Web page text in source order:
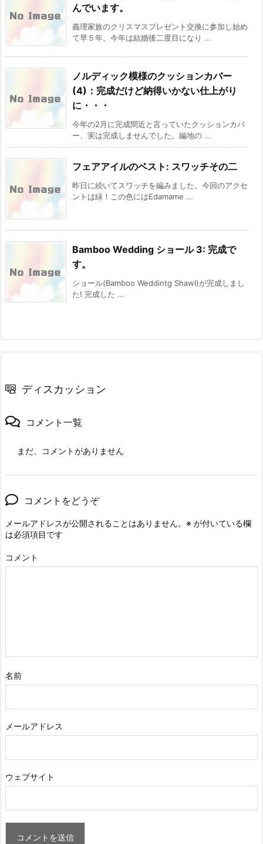
んでいます。
義理家族のクリスマスプレゼント交換に参加し始め
て早５年。今年は結婚後二度目になり ...
ノルディック模様のクッションカバー
(4)：完成だけど納得いかない仕上がり
に・・・
今年の2月に完成間近と言っていたクッションカバ
ー、実は完成しませんでした。編地の ...
フェアアイルのベスト: スワッチその二
昨日に続いてスワッチを編みました。今回のアクセ
ントは緑！この色にはEdamame ...
Bamboo Wedding ショール 3: 完成で
す。
ショール(Bamboo Weddintg Shawl)が完成しまし
た! 完成した ...
ディスカッション
コメント一覧
まだ、コメントがありません
コメントをどうぞ
メールアドレスが公開されることはありません。 ※ が付いている欄
は必須項目です
コメント
名前
メールアドレス
ウェブサイト